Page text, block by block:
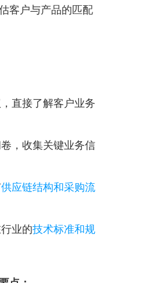
客户与产品的匹配
直接了解客户业务
，收集关键业务信
供应链结构和采购流
业的技术标准和规